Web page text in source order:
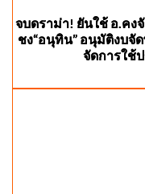
จบดราม่า! ยันใช้ อ.คง
ชง“อนุทิน” อนุมัติงบจั
จัดการใช้